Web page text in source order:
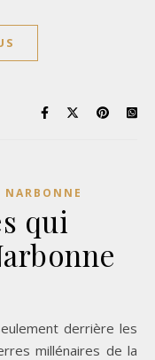
NARBONNE
qui
millénaires de la